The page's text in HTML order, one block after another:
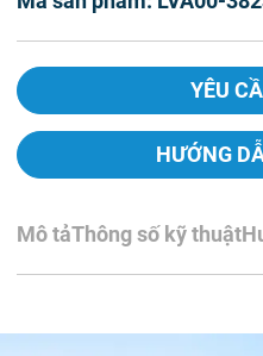
YÊU
HƯỚNG
Mô tảThông số kỹ thuật